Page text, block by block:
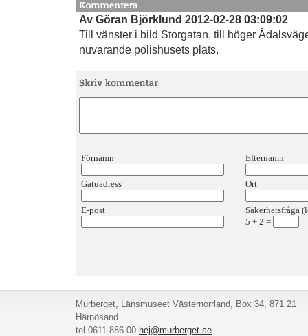
Av Göran Björklund 2012-02-28 03:09:02
Till vänster i bild Storgatan, till höger
nuvarande polishusets plats.
Förnamn Efternamn
Gatuadress Ort
E-post
Säkerhetsfråga
5 + 2 =
Murberget, Länsmuseet Västernorrland, Box 34, 871 21
Härnösand.
tel 0611-886 00 hej@murberget.se